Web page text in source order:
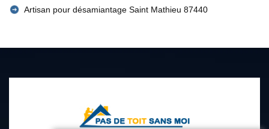
Artisan pour désamiantage Saint Mathieu 87440